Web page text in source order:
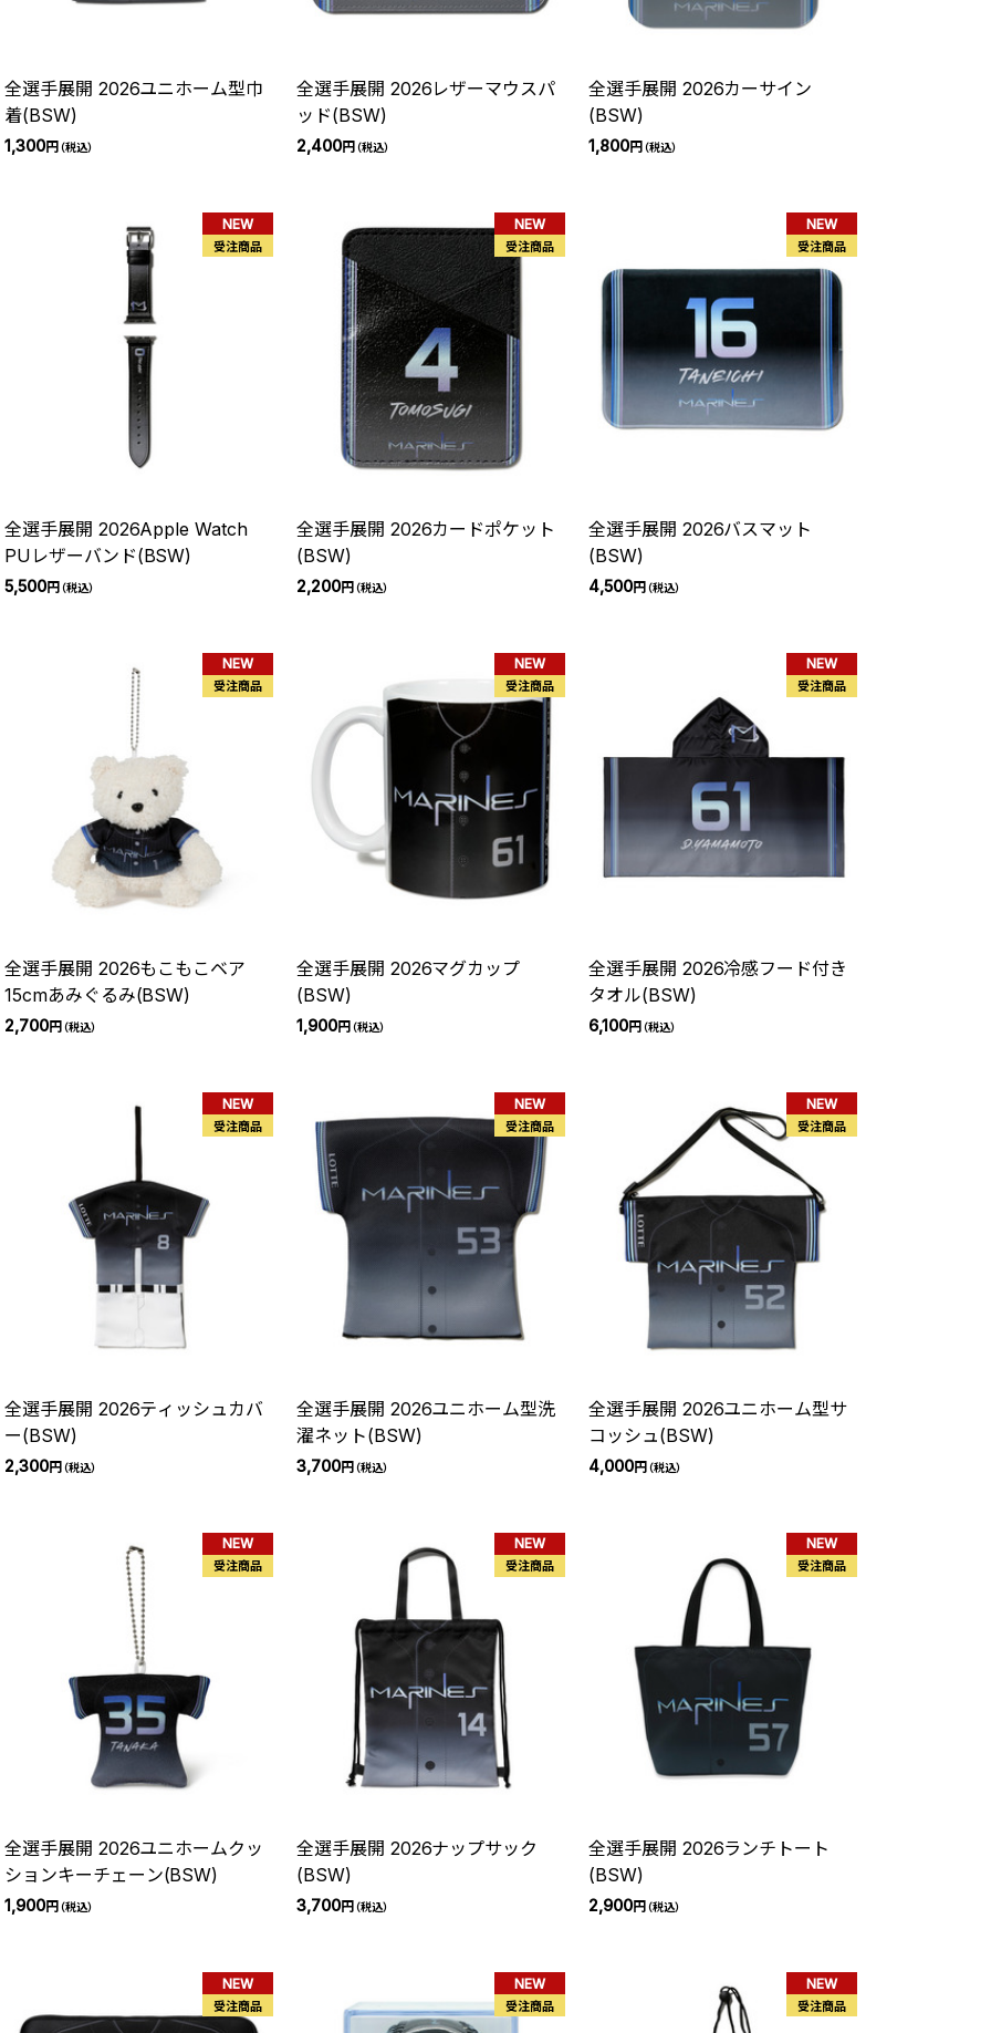
全選手展開 2026ユニホーム型巾
着(BSW)
1,300円（税込）
全選手展開 2026レザーマウスパ
ッド(BSW)
2,400円（税込）
全選手展開 2026カーサイン
(BSW)
1,800円（税込）
NEW
受注商品
全選手展開 2026Apple Watch
PUレザーバンド(BSW)
5,500円（税込）
NEW
受注商品
全選手展開 2026カードポケット
(BSW)
2,200円（税込）
NEW
受注商品
全選手展開 2026バスマット
(BSW)
4,500円（税込）
NEW
受注商品
全選手展開 2026もこもこベア
15cmあみぐるみ(BSW)
2,700円（税込）
NEW
受注商品
全選手展開 2026マグカップ
(BSW)
1,900円（税込）
NEW
受注商品
全選手展開 2026冷感フード付き
タオル(BSW)
6,100円（税込）
NEW
受注商品
全選手展開 2026ティッシュカバ
ー(BSW)
2,300円（税込）
NEW
受注商品
全選手展開 2026ユニホーム型洗
濯ネット(BSW)
3,700円（税込）
NEW
受注商品
全選手展開 2026ユニホーム型サ
コッシュ(BSW)
4,000円（税込）
NEW
受注商品
全選手展開 2026ユニホームクッ
ションキーチェーン(BSW)
1,900円（税込）
NEW
受注商品
全選手展開 2026ナップサック
(BSW)
3,700円（税込）
NEW
受注商品
全選手展開 2026ランチトート
(BSW)
2,900円（税込）
NEW
受注商品
NEW
受注商品
NEW
受注商品